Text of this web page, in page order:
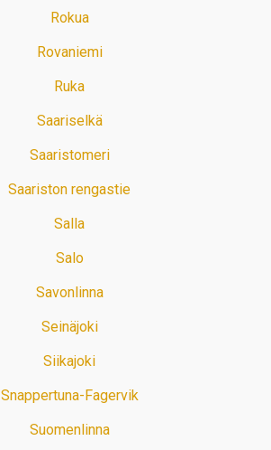
Rokua
Rovaniemi
Ruka
Saariselkä
Saaristomeri
Saariston rengastie
Salla
Salo
Savonlinna
Seinäjoki
Siikajoki
Snappertuna-Fagervik
Suomenlinna